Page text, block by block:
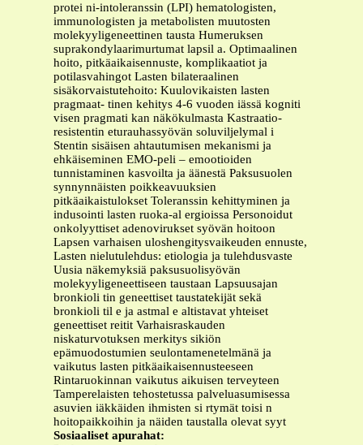
protei ni-intoleranssin (LPI) hematologisten,
immunologisten ja metabolisten muutosten
molekyyligeneettinen tausta Humeruksen
suprakondylaarimurtumat lapsil a. Optimaalinen
hoito, pitkäaikaisennuste, komplikaatiot ja
potilasvahingot Lasten bilateraalinen
sisäkorvaistutehoito: Kuulovikaisten lasten
pragmaat- tinen kehitys 4-6 vuoden iässä kogniti
visen pragmati kan näkökulmasta Kastraatio-
resistentin eturauhassyövän soluviljelymal i
Stentin sisäisen ahtautumisen mekanismi ja
ehkäiseminen EMO-peli – emootioiden
tunnistaminen kasvoilta ja äänestä Paksusuolen
synnynnäisten poikkeavuuksien
pitkäaikaistulokset Toleranssin kehittyminen ja
indusointi lasten ruoka-al ergioissa Personoidut
onkolyyttiset adenovirukset syövän hoitoon
Lapsen varhaisen uloshengitysvaikeuden ennuste,
Lasten nielutulehdus: etiologia ja tulehdusvaste
Uusia näkemyksiä paksusuolisyövän
molekyyligeneettiseen taustaan Lapsuusajan
bronkioli tin geneettiset taustatekijät sekä
bronkioli til e ja astmal e altistavat yhteiset
geneettiset reitit Varhaisraskauden
niskaturvotuksen merkitys sikiön
epämuodostumien seulontamenetelmänä ja
vaikutus lasten pitkäaikaisennusteeseen
Rintaruokinnan vaikutus aikuisen terveyteen
Tamperelaisten tehostetussa palveluasumisessa
asuvien iäkkäiden ihmisten si rtymät toisi n
hoitopaikkoihin ja näiden taustalla olevat syyt
Sosiaaliset apurahat: